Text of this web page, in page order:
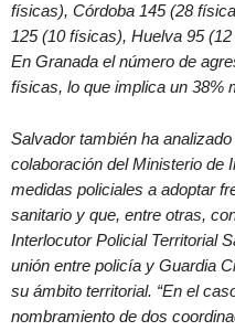
físicas), Córdoba 145 (28
125 (10 físicas), Huelva 95
En Granada el número de
físicas, lo que implica un 38%
Salvador también ha
colaboración del Ministerio de
medidas policiales a adoptar
sanitario y que, entre otras,
Interlocutor Policial Territorial
unión entre policía y Guardia
su ámbito territorial. “En el
nombramiento de dos